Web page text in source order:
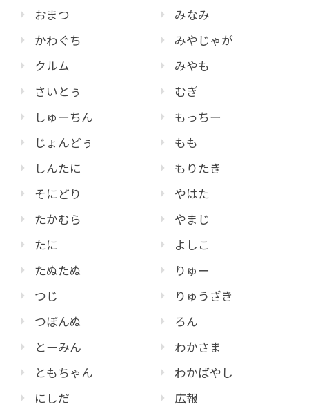
おまつ
かわぐち
クルム
さいとぅ
しゅーちん
じょんどぅ
しんたに
そにどり
たかむら
たに
たぬたぬ
つじ
つぼんぬ
とーみん
ともちゃん
にしだ
みなみ
みやじゃが
みやも
むぎ
もっちー
もも
もりたき
やはた
やまじ
よしこ
りゅー
りゅうざき
ろん
わかさま
わかばやし
広報